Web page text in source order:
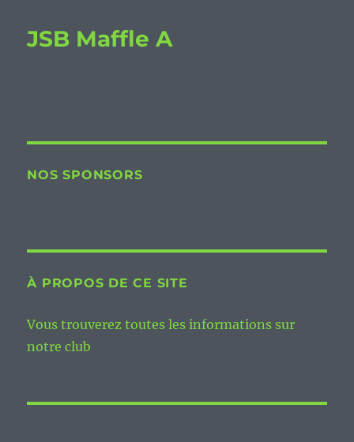
JSB Maffle A
NOS SPONSORS
À PROPOS DE CE SITE
Vous trouverez toutes les informations sur
notre club